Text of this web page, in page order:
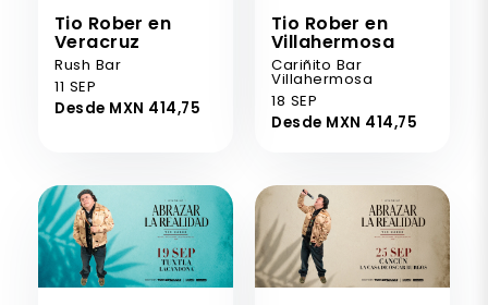
Tio Rober en
Veracruz
Rush Bar
11 SEP
Desde MXN 414,75
Tio Rober en
Villahermosa
Cariñito Bar
Villahermosa
18 SEP
Desde MXN 414,75